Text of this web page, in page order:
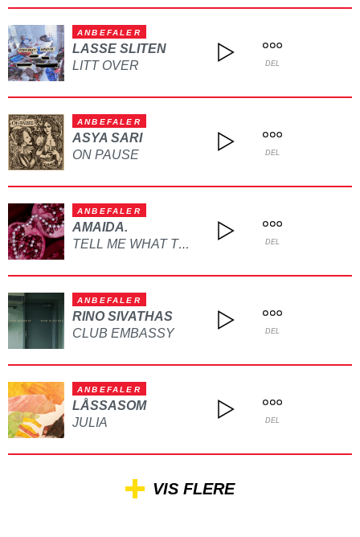
ANBEFALER
LASSE SLITEN
LITT OVER
DEL
ANBEFALER
ASYA SARI
ON PAUSE
DEL
ANBEFALER
AMAIDA.
TELL ME WHAT TO DO DEL
ANBEFALER
RINO SIVATHAS
CLUB EMBASSY
DEL
ANBEFALER
LÅSSASOM
JULIA
DEL
VIS FLERE